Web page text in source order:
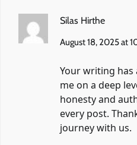
Silas Hirthe
August 18, 2025 at
Your writing
me on a deep
honesty and
every post.
journey with us.